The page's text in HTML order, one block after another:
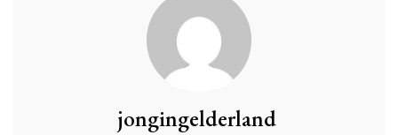
jongingelderland